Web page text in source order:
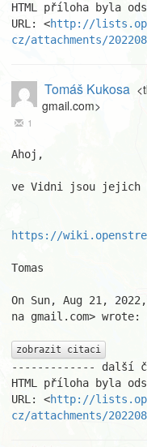
HTML příloha byla
URL: <http://
cz/attachments/
Tomáš Kukosa
gmail.com>
1
Ahoj,
ve Vidni jsou jejich
https://
Tomas
On Sun, Aug 21,
na gmail.com> wrote:
zobrazit citaci
------------- další
HTML příloha byla
URL: <http://
cz/attachments/